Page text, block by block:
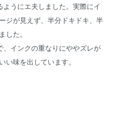
うにエ夫しました。実際にイ
ジが見えず、半分ドキドキ、半
た。
インクの重なりにややズレが
い味を出しています。